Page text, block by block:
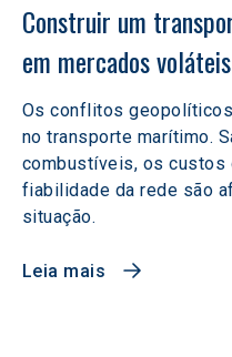
Construir um
em mercados voláteis
Os conflitos
no transporte marítimo.
combustíveis, os custos
fiabilidade da rede são
situação.
Leia mais